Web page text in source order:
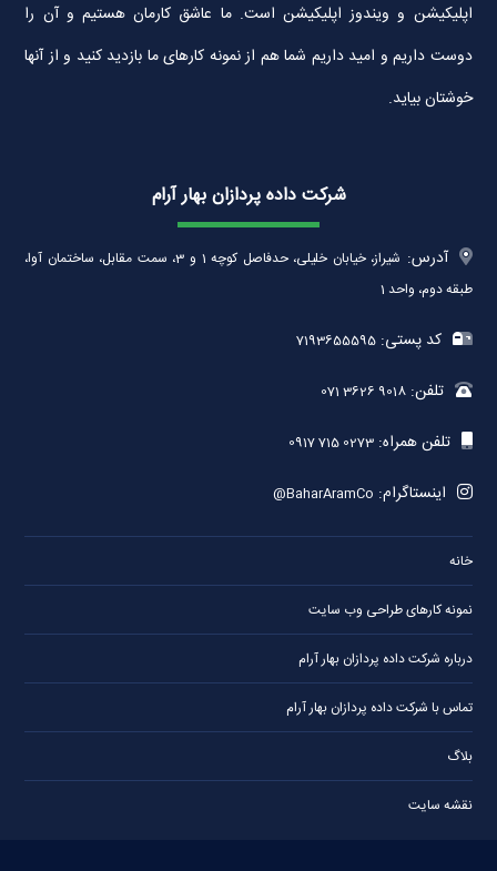
اپلیکیشن و ویندوز اپلیکیشن است. ما عاشق کارمان هستیم و آن را
دوست داریم و امید داریم شما هم از نمونه کارهای ما بازدید کنید و از آنها
خوشتان بیاید.
شرکت داده پردازان بهار آرام
آدرس:
شیراز، خیابان خلیلی، حدفاصل کوچه 1 و 3، سمت مقابل، ساختمان آوا،
طبقه دوم، واحد 1
کد پستی:7193655595
تلفن:071 3626 9018
تلفن همراه:0917 715 0273
اینستاگرام: @BaharAramCo
خانه
نمونه کارهای طراحی وب سایت
درباره شرکت داده پردازان بهار آرام
تماس با شرکت داده پردازان بهار آرام
بلاگ
نقشه سایت